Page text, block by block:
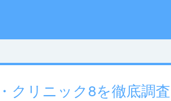
クリニック8を徹底調査